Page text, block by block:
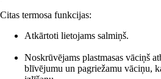
Citas termosa funkcijas:
Atkārtoti lietojams salmiņš.
Noskrūvējams plastmasas vāciņš
blīvējumu un pagriežamu vāciņu,